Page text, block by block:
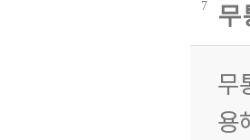
7 무
무
용